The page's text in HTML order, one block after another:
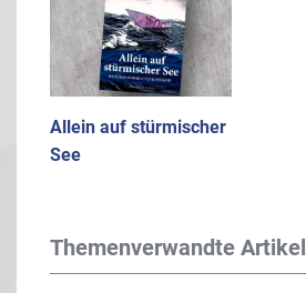
Allein auf stürmischer
See
Themenverwandte Artikel